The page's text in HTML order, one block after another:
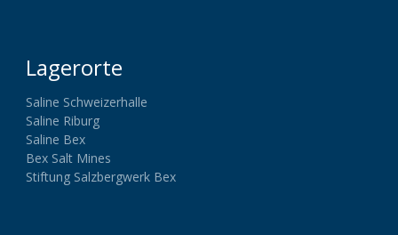
Lagerorte
Saline Schweizerhalle
Saline Riburg
Saline Bex
Bex Salt Mines
Stiftung Salzbergwerk Bex